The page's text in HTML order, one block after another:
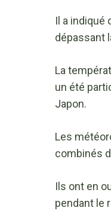
Il a indiqué
dépassant
La
un été
Japon.
Les
combinés
Ils ont en
pendant le